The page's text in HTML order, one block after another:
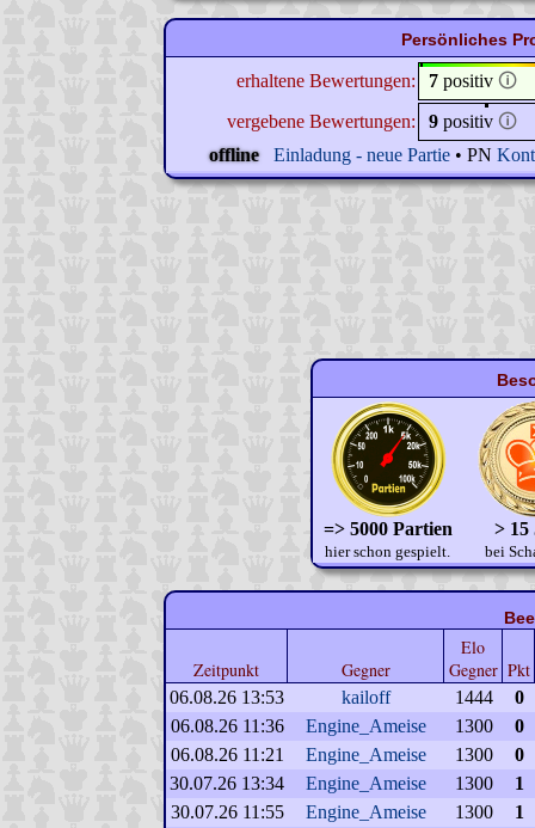
Persönliches
erhaltene Bewertungen: 7 positiv 🛈
vergebene Bewertungen:
9 positiv 🛈
offline
Einladung - neue Partie • PN
=> 5000 Partien
hier schon gespielt.
> 15
bei
Zeitpunkt Gegner
Elo
Gegner Pkt
06.08.26 13:53 kailoff 1444
0
06.08.26 11:36
Engine_Ameise 1300
0
06.08.26 11:21
Engine_Ameise 1300
0
30.07.26 13:34
Engine_Ameise 1300
1
30.07.26 11:55
Engine_Ameise 1300
1